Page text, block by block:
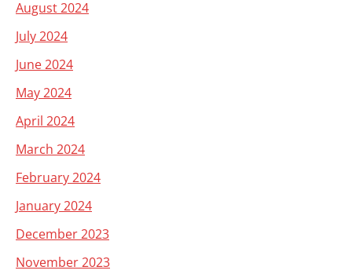
August 2024
July 2024
June 2024
May 2024
April 2024
March 2024
February 2024
January 2024
December 2023
November 2023